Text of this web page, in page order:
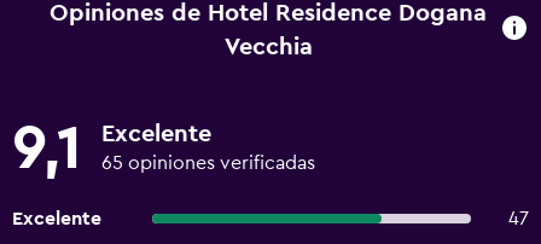
Opiniones de Hotel Residence Dogana
Vecchia
9,1 Excelente
65 opiniones verificadas
Excelente
47